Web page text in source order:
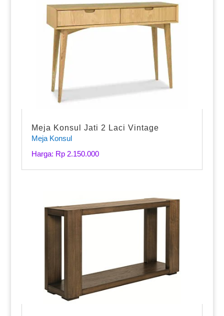
Meja Konsul Jati 2 Laci Vintage
Meja Konsul
Harga: Rp 2.150.000